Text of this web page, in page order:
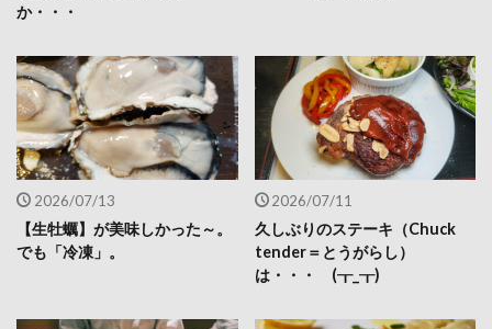
か・・・
2026/07/13
【生牡蠣】が美味しかった～。
でも「冷凍」。
2026/07/11
久しぶりのステーキ（Chuck
tender＝とうがらし）
は・・・ (┰_┰)